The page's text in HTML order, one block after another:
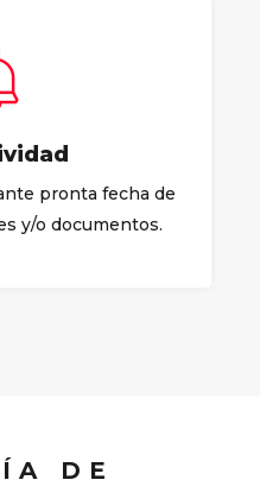
pronta fecha de
y/o documentos.
DE